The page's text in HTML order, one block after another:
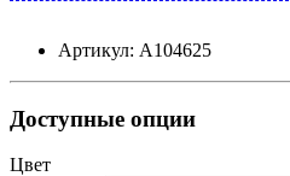
Артикул: А104625
Доступные опции
Цвет